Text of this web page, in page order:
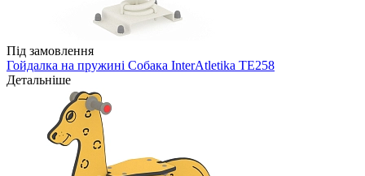
Під замовлення
Гойдалка на пружині Собака InterAtletika TE258
Детальніше